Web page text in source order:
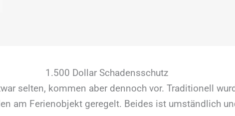
1.500 Dollar Schadensschutz
selten, kommen aber dennoch vor. Traditionell
am Ferienobjekt geregelt. Beides ist umständlich